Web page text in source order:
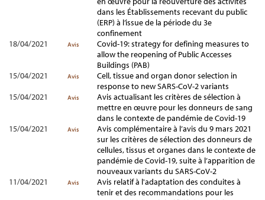
dans les Établissements recevant du public
(ERP) à l’issue de la période du 3e
confinement
18/04/2021
Avis
Covid-19: strategy for defining measures to
allow the reopening of Public Accesses
Buildings (PAB)
15/04/2021
Avis
Cell, tissue and organ donor selection in
response to new SARS-CoV-2 variants
15/04/2021
Avis
Avis actualisant les critères de sélection à
mettre en œuvre pour les donneurs de sang
dans le contexte de pandémie de Covid-19
15/04/2021
Avis
Avis complémentaire à l’avis du 9 mars 2021
sur les critères de sélection des donneurs de
cellules, tissus et organes dans le contexte de
pandémie de Covid-19, suite à l’apparition de
nouveaux variants du SARS-CoV-2
11/04/2021
Avis
Avis relatif à l'adaptation des conduites à
tenir et des recommandations pour les